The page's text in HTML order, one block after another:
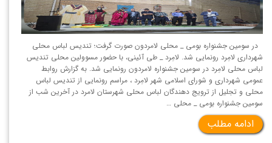
در سومین جشنواره بومی _ محلی لامردون صورت گرفت؛ تندیس لباس محلی
شهرداری لامِرد رونمایی شد. لامِرد _ طی آئینی، با حضور مسوولین محلی تندیس
لباس محلی لامِرد در سومین جشنواره لامردون رونمایی شد. به گزارش روابط
عمومی شهرداری و شورای اسلامی شهر لامِرد ، مراسم رونمایی از تندیس لباس
محلی و تجلیل از ترویج دهندگان لباس محلی شهرستان لامرد در آخرین شب از
سومین جشنواره بومی _ محلی …
ادامه مطلب